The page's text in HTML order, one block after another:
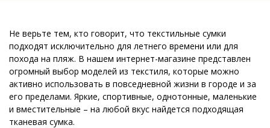
Не верьте тем, кто говорит, что текстильные сумки
подходят исключительно для летнего времени или для
похода на пляж. В нашем интернет-магазине представлен
огромный выбор моделей из текстиля, которые можно
активно использовать в повседневной жизни в городе и за
его пределами. Яркие, спортивные, однотонные, маленькие
и вместительные – на любой вкус найдется подходящая
тканевая сумка.